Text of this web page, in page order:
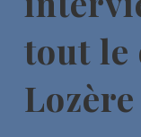
tout le
Lozère